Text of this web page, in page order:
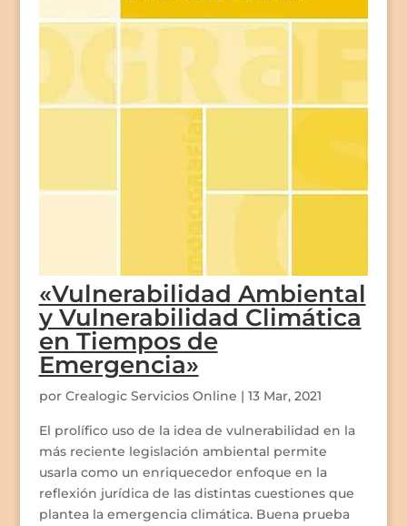
«Vulnerabilidad Ambiental
y Vulnerabilidad Climática
en Tiempos de
Emergencia»
por Crealogic Servicios Online | 13 Mar, 2021
El prolífico uso de la idea de vulnerabilidad en la
más reciente legislación ambiental permite
usarla como un enriquecedor enfoque en la
reflexión jurídica de las distintas cuestiones que
plantea la emergencia climática. Buena prueba